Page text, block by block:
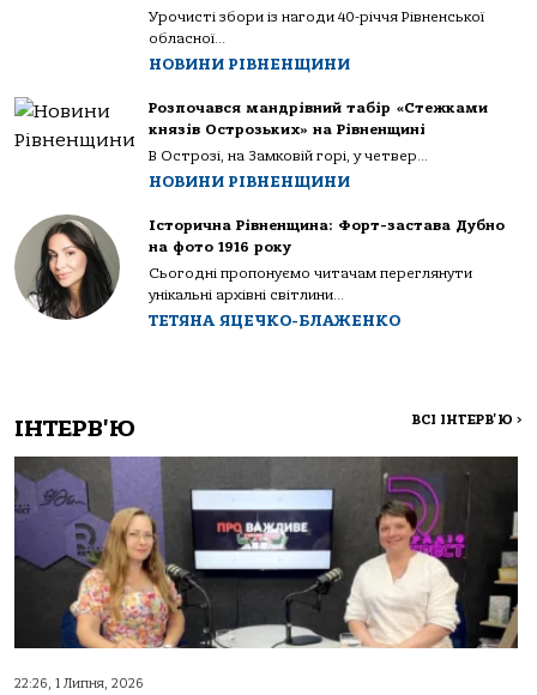
Урочисті збори із нагоди 40-річчя Рівненської
обласної...
НОВИНИ РІВНЕНЩИНИ
Розпочався мандрівний табір «Стежками
князів Острозьких» на Рівненщині
В Острозі, на Замковій горі, у четвер...
НОВИНИ РІВНЕНЩИНИ
Історична Рівненщина: Форт-застава Дубно
на фото 1916 року
Сьогодні пропонуємо читачам переглянути
унікальні архівні світлини...
ТЕТЯНА ЯЦЕЧКО-БЛАЖЕНКО
ІНТЕРВ'Ю ВСІ ІНТЕРВ'Ю >
22:26, 1 Липня, 2026